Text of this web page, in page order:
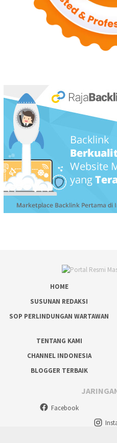
HOME
SUSUNAN REDAKSI
SOP PERLINDUNGAN WARTAWAN
TENTANG KAMI
CHANNEL INDONESIA
BLOGGER TERBAIK
Facebook